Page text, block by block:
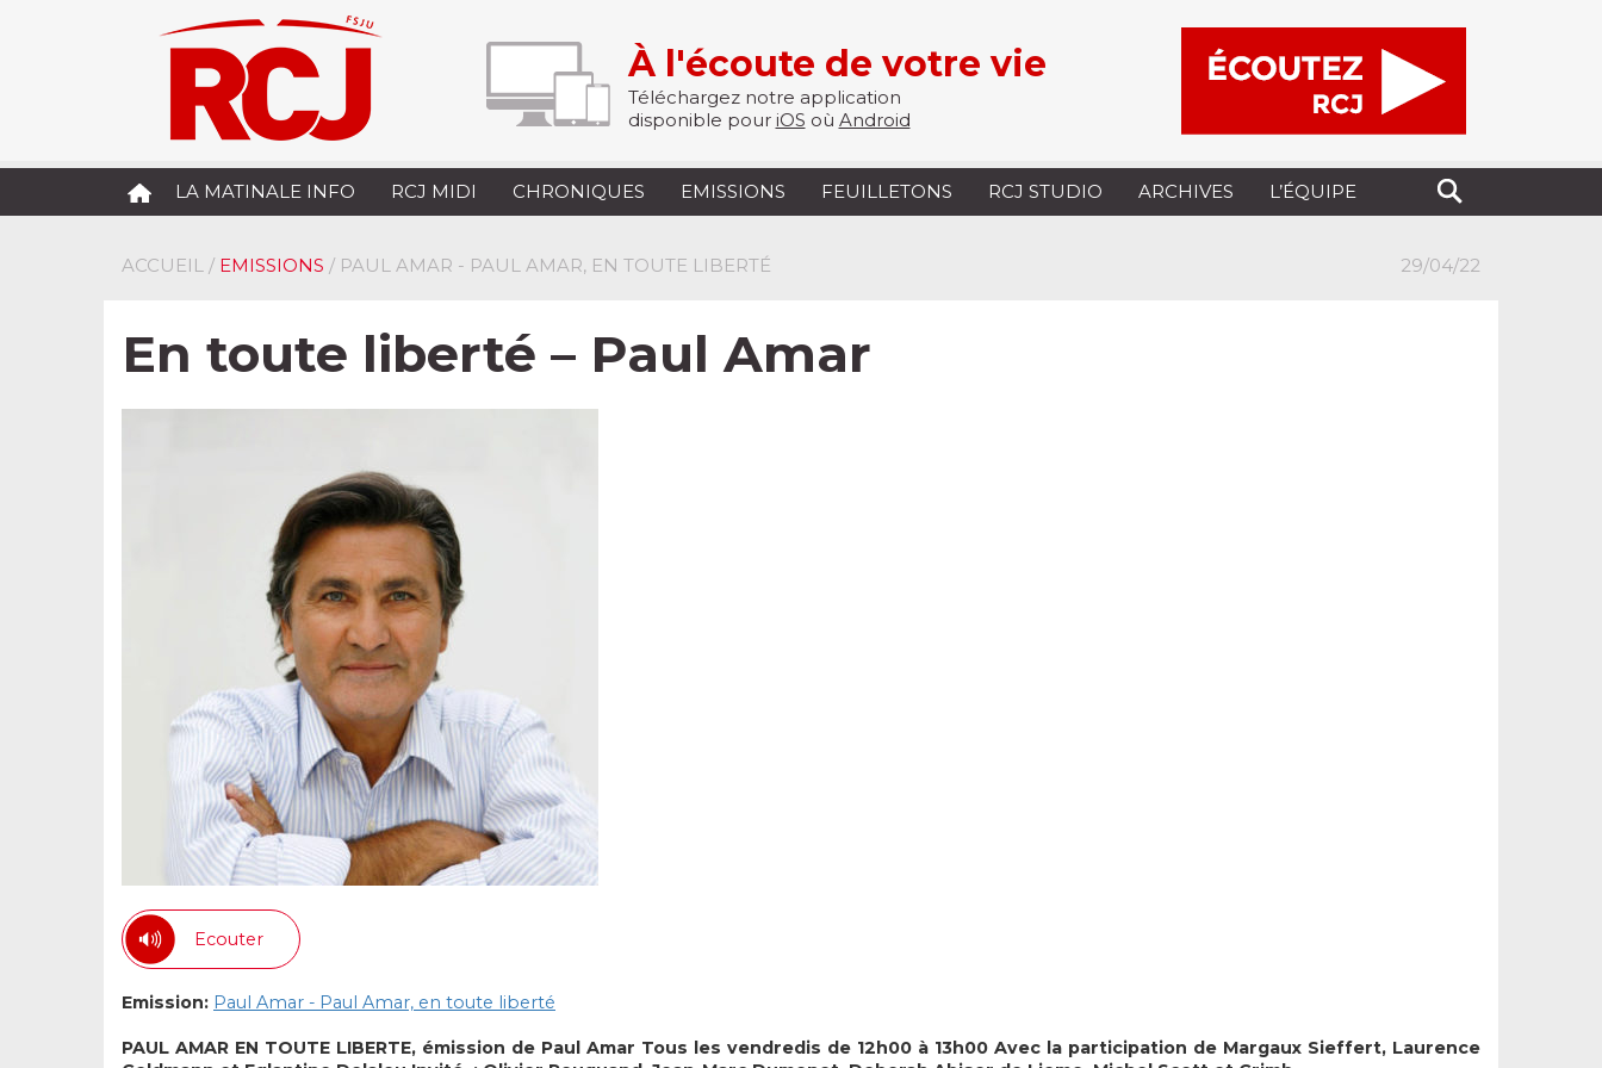
À l'écoute de votre vie
Téléchargez notre application
disponible pour iOS où Android
LA MATINALE INFO RCJ MIDI CHRONIQUES EMISSIONS FEUILLETONS RCJ STUDIO ARCHIVES L’ÉQUIPE
ACCUEIL / EMISSIONS / PAUL AMAR - PAUL AMAR, EN TOUTE LIBERTÉ 29/04/22
En toute liberté – Paul Amar
Ecouter
Emission: Paul Amar - Paul Amar, en toute liberté
PAUL AMAR EN TOUTE LIBERTE, émission de Paul Amar Tous les vendredis de 12h00 à 13h00 Avec la participation de Margaux Sieffert, Laurence